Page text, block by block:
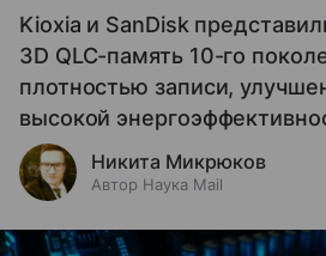
Kioxia и SanDisk
3D QLC-память 10-го
плотностью записи,
высокой
Никита Микрюков
Автор Наука Mail